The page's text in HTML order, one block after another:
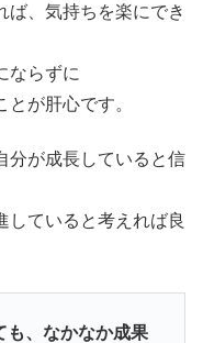
ば、気持ちを楽にでき
ならずに
が肝心です。
分が成長していると信
していると考えれば良
も、なかなか成果